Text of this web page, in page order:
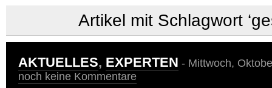
Artikel mit Schlagwort
AKTUELLES, EXPERTEN - Mittwoch,
noch keine Kommentare